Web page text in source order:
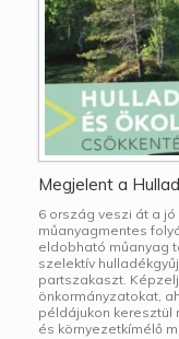
Megjelent a
6 ország veszi át a
műanyagmentes
eldobható műanyag
szelektív
partszakaszt.
önkormányzatokat,
példájukon keresztül
és környezetkímélő